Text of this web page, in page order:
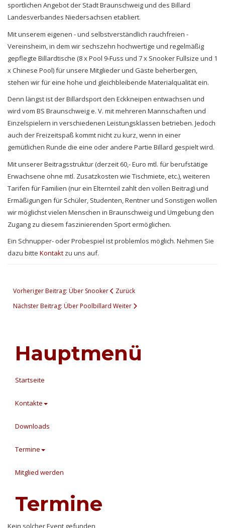
sportlichen Angebot der Stadt Braunschweig und des Billard
Landesverbandes Niedersachsen etabliert.
Mit unserem eigenen - und selbstverständlich rauchfreien -
Vereinsheim, in dem wir sechszehn hochwertige und regelmäßig
gepflegte Billardtische (8 x Pool 9-Fuss und 7 x Snooker Fullsize und 1
x Chinese Pool) für unsere Mitglieder und Gäste beherbergen,
stehen wir für eine hohe und gleichbleibende Materialqualität ein.
Denn längst ist der Billardsport den Eckkneipen entwachsen und
wird vom BS Braunschweig e. V. mit mehreren Mannschaften und
Einzelspielern in verschiedenen Leistungsklassen betrieben. Jedoch
auch der Freizeitspaß kommt nicht zu kurz, wenn in einer
gemütlichen Runde die eine oder andere Partie Billard gespielt wird.
Mit unserer Beitragsstruktur (derzeit 60,- Euro mtl. für berufstätige
Erwachsene ohne mtl. Zusatzkosten wie Tischmiete, etc.), weiteren
Tarifen für Familien (nur ein Elternteil zahlt den vollen Beitrag) und
Ermäßigungen für Schüler, Studenten, Rentner und Sonstigen wollen
wir möglichst vielen Menschen in Braunschweig und Umgebung den
Zugang zu diesem faszinierenden Sport ermöglichen.
Ein Schnupper- oder Probespiel ist problemlos möglich. Nehmen Sie
dazu bitte Kontakt zu uns auf.
Vorheriger Beitrag: Über Snooker
Zurück
Nächster Beitrag: Über Poolbillard Weiter
Hauptmenü
Startseite
Kontakte
Downloads
Termine
Mitglied werden
Termine
Kein solcher Event gefunden